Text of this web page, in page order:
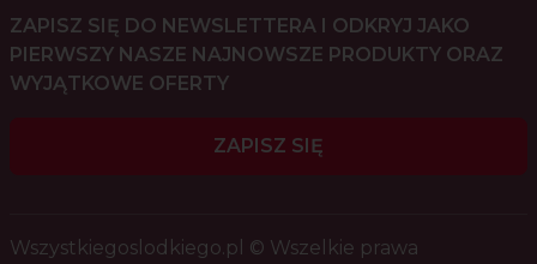
ZAPISZ SIĘ DO NEWSLETTERA I ODKRYJ JAKO
PIERWSZY NASZE NAJNOWSZE PRODUKTY ORAZ
WYJĄTKOWE OFERTY
ZAPISZ SIĘ
Wszystkiegoslodkiego.pl © Wszelkie prawa